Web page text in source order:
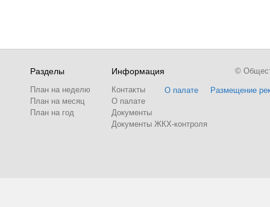
Разделы
План на неделю
План на месяц
План на год
Информация
Контакты
О палате
Документы
Документы ЖКХ-контроля
О палате Размещение
©